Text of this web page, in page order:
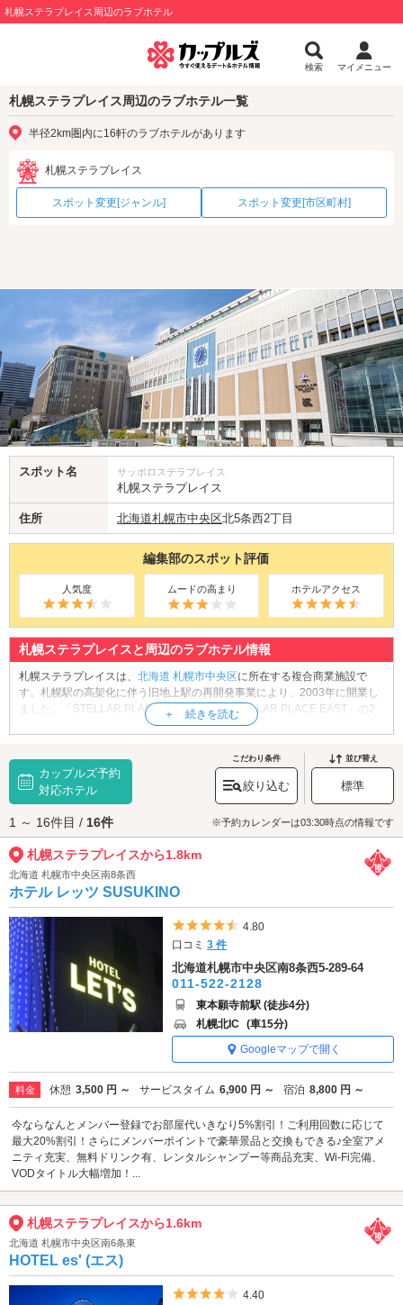
札幌ステラプレイス周辺のラブホテル
検索 マイメニュー
札幌ステラプレイス周辺のラブホテル一覧
半径2km圏内に16軒のラブホテルがあります
札幌ステラプレイス
スポット変更[ジャンル] スポット変更[市区町村]
スポット名 サッポロステラプレイス
札幌ステラプレイス
住所 北海道札幌市中央区北5条西2丁目
編集部のスポット評価
人気度 ムードの高まり ホテルアクセス
札幌ステラプレイスと周辺のラブホテル情報
札幌ステラプレイスは、 北海道 札幌市中央区に所在する複合商業施設で
す。札幌駅の高架化に伴う旧地上駅の再開発事業により、2003年に開業し
ました。「STELLAR PLACE CENTER」「STELLAR PLACE EAST」の2
棟で構成され、館内にはファッション、ビューティ関連の専門店、飲食店
は、12スクリーン、約2,700席を備えたシネマコンプレックス「札幌シネマ
フロンティア」があり、最新作、話題作の上映を行っています。駅直結の
ショッピングセンターで、ショッピングやお食事、映画館デートをお楽し
みください。
札幌ステラプレイスへは、
すすきのエリアのラブホテルからもアクセスが
便利です。
カップルズ予約
対応ホテル
こだわり条件
絞り込む
並び替え
標準
1 ～ 16件目 / 16件 ※予約カレンダーは03:30時点の情報です
札幌ステラプレイスから1.8km
北海道 札幌市中央区南8条西
ホテル レッツ SUSUKINO
5つ星のうち4.5
4.80
口コミ3 件
北海道札幌市中央区南8条西5-289-64
011-522-2128
東本願寺前駅 (徒歩4分)
札幌北IC (車15分)
Googleマップで開く
料金 休憩 3,500 円 ～ サービスタイム 6,900 円 ～ 宿泊 8,800 円 ～
今ならなんとメンバー登録でお部屋代いきなり5%割引！ご利用回数に応じて
最大20%割引！さらにメンバーポイントで豪華景品と交換もできる♪全室アメ
ニティ充実、無料ドリンク有、レンタルシャンプー等商品充実、Wi-Fi完備、
VODタイトル大幅増加！...
札幌ステラプレイスから1.6km
北海道 札幌市中央区南6条東
HOTEL es' (エス)
5つ星のうち4
4.40